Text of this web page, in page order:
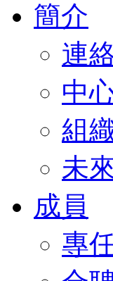
簡介
連
中
組
未
成員
專